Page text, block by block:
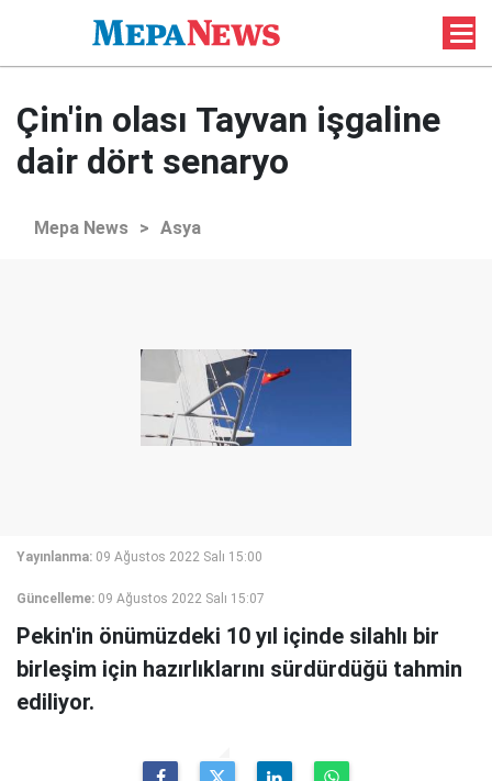
Çin'in olası Tayvan işgaline
dair dört senaryo
Mepa News > Asya
Yayınlanma: 09 Ağustos 2022 Salı 15:00
Güncelleme: 09 Ağustos 2022 Salı 15:07
Pekin'in önümüzdeki 10 yıl içinde silahlı bir
birleşim için hazırlıklarını sürdürdüğü tahmin
ediliyor.